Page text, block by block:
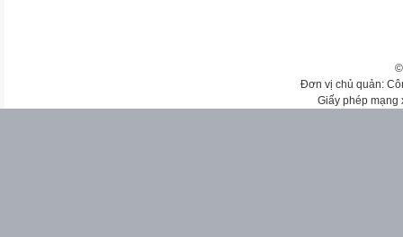
Đơn vị chủ quản:
Giấy phép mạng